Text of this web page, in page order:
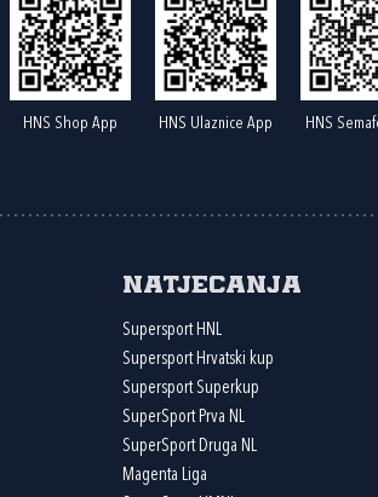
HNS Shop App HNS Ulaznice App HNS
Natjecanja
Supersport HNL
Supersport Hrvatski kup
Supersport Superkup
SuperSport Prva NL
SuperSport Druga NL
Magenta Liga